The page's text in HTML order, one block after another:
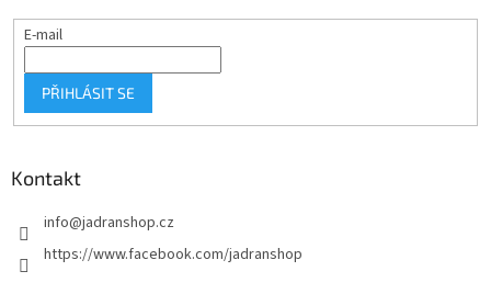
E-mail
PŘIHLÁSIT SE
Kontakt
info@jadranshop.cz
https://www.facebook.com/jadranshop